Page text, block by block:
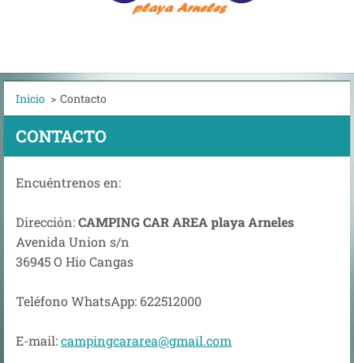
Inicio > Contacto
CONTACTO
Encuéntrenos en:
Dirección:CAMPING CAR AREA playa Arneles
Avenida Union s/n
36945 O Hio Cangas
Teléfono WhatsApp: 622512000
E-mail:campingcararea@gmail.com